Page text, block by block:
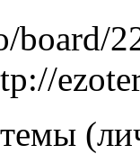
board/